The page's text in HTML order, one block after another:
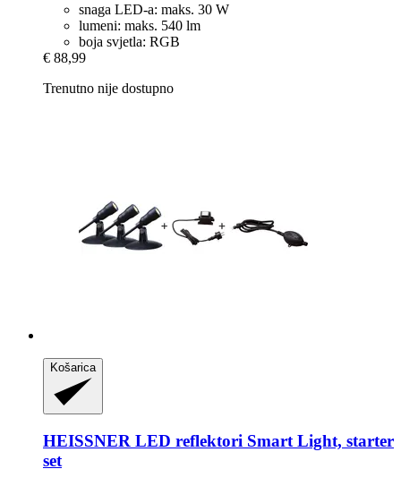
snaga LED-a: maks. 30 W
lumeni: maks. 540 lm
boja svjetla: RGB
€ 88,99
Trenutno nije dostupno
Košarica
HEISSNER LED reflektori Smart Light, starter
set